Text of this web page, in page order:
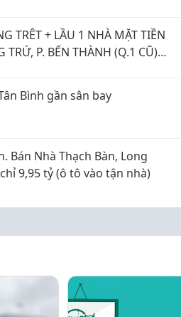
TRÊT + LẦU 1 NHÀ MẶT TIỀN
TRỨ, P. BẾN THÀNH (Q.1 CŨ)
Bình gần sân bay
Bán Nhà Thạch Bàn, Long
9,95 tỷ (ô tô vào tận nhà)